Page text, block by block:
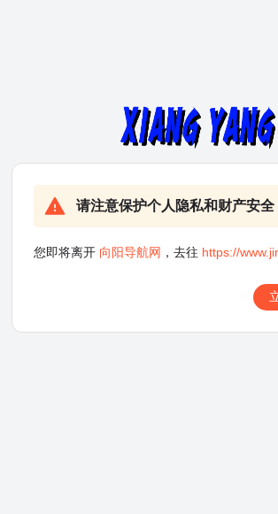
请注意保护个人隐私和财产安全
您即将离开 向阳导航网 ，去往 https://